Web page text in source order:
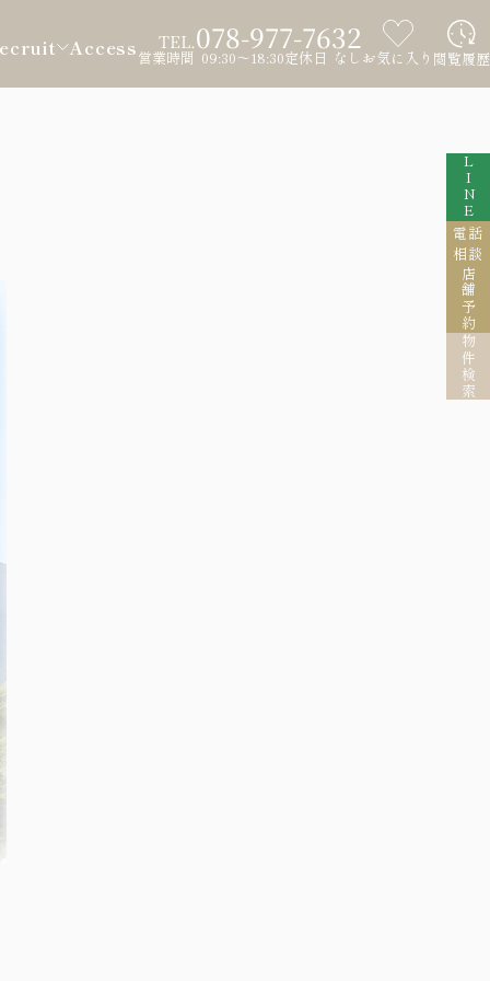
Access TEL.078-977-7632
営業時間 09:30～18:30定休日 なし お気に入り 閲覧履歴
LINE
電話
相談
店舗予約
物件検索